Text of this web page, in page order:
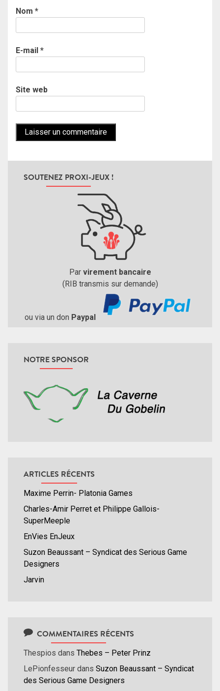
Nom *
E-mail *
Site web
SOUTENEZ PROXI-JEUX !
Par virement bancaire
(RIB transmis sur demande)
ou via un don Paypal
NOTRE SPONSOR
ARTICLES RÉCENTS
Maxime Perrin- Platonia Games
Charles-Amir Perret et Philippe Gallois-
SuperMeeple
EnVies EnJeux
Suzon Beaussant – Syndicat des Serious Game
Designers
Jarvin
COMMENTAIRES RÉCENTS
Thespios dans Thebes – Peter Prinz
LePionfesseur dans Suzon Beaussant – Syndicat
des Serious Game Designers